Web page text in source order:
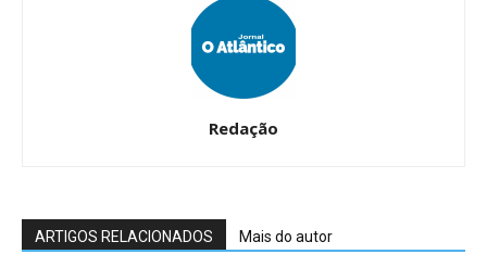
Redação
ARTIGOS RELACIONADOS Mais do autor